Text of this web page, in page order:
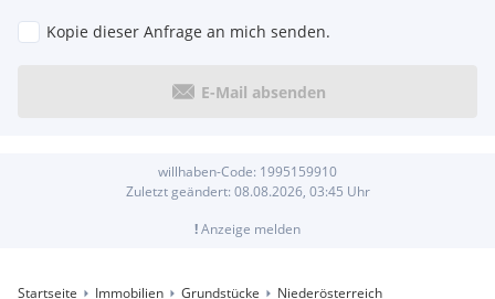
Kopie dieser Anfrage an mich senden.
E-Mail absenden
willhaben-Code: 1995159910
Zuletzt geändert: 08.08.2026, 03:45 Uhr
!Anzeige melden
Startseite Immobilien Grundstücke Niederösterreich